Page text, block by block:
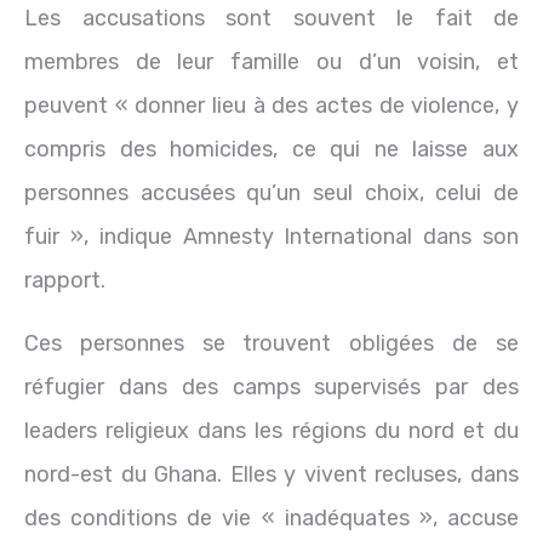
Les accusations sont souvent le fait de
membres de leur famille ou d’un voisin, et
peuvent « donner lieu à des actes de violence, y
compris des homicides, ce qui ne laisse aux
personnes accusées qu’un seul choix, celui de
fuir », indique Amnesty International dans son
rapport.
Ces personnes se trouvent obligées de se
réfugier dans des camps supervisés par des
leaders religieux dans les régions du nord et du
nord-est du Ghana. Elles y vivent recluses, dans
des conditions de vie « inadéquates », accuse